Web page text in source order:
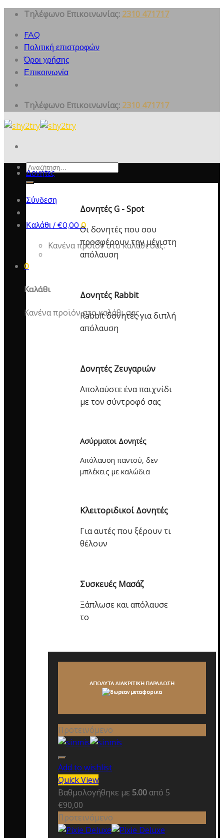
Skip
content
Τηλέφωνο Επικοινωνίας: 2310 471717
FAQ
Πολιτική επιστροφών
Όροι χρήσης
Επικοινωνία
Τηλέφωνο Επικοινωνίας: 2310 471717
Αναζήτηση
για:
Σύνδεση
Καλάθι / €0,00 0
Κανένα προϊόν στο καλάθι σας.
0
Καλάθι
Κανένα προϊόν στο καλάθι σας.
Δονητες
Δονητές G - Spot
Οι δονητές που σου
προσφέρουν την μέγιστη
απόλαυση
Δονητές Rabbit
Rabbit δονητές για διπλή
απόλαυση
Δονητές Ζευγαριών
Απολαύστε ένα παιχνίδι
με τον σύντροφό σας
Ασύρματοι Δονητές
Απόλαυση παντού, δεν
μπλέκεις με καλώδια
Κλειτοριδικοί Δονητές
Για αυτές που ξέρουν τι
θέλουν
Συσκευές Μασάζ
Ξάπλωσε και απόλαυσε
το
ΑΠΟΛΥΤΑ ΔΙΑΚΡΙΤΙΚΗ ΠΑΡΑΔΟΣΗ
Προτεινόμενο
Add to wishlist
Quick View
Βαθμολογήθηκε με 5.00 από 5
€90,00
Προτεινόμενο